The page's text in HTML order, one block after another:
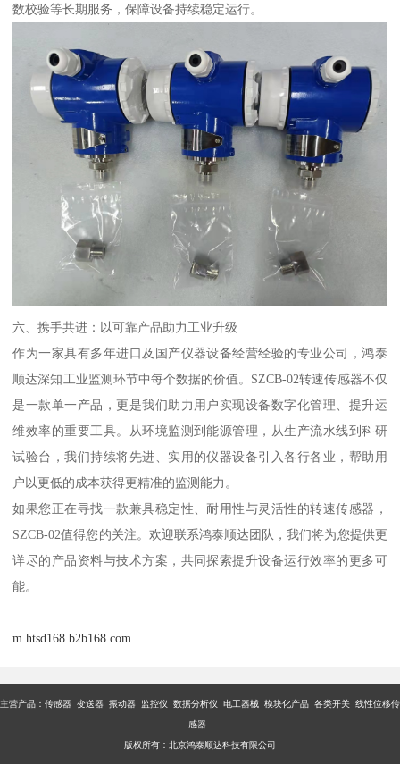
数校验等长期服务，保障设备持续稳定运行。
六、携手共进：以可靠产品助力工业升级
作为一家具有多年进口及国产仪器设备经营经验的专业公司，鸿泰
顺达深知工业监测环节中每个数据的价值。SZCB-02转速传感器不仅
是一款单一产品，更是我们助力用户实现设备数字化管理、提升运
维效率的重要工具。从环境监测到能源管理，从生产流水线到科研
试验台，我们持续将先进、实用的仪器设备引入各行各业，帮助用
户以更低的成本获得更精准的监测能力。
如果您正在寻找一款兼具稳定性、耐用性与灵活性的转速传感器，
SZCB-02值得您的关注。欢迎联系鸿泰顺达团队，我们将为您提供更
详尽的产品资料与技术方案，共同探索提升设备运行效率的更多可
能。
m.htsd168.b2b168.com
主营产品：传感器 变送器 振动器 监控仪 数据分析仪 电工器械 模块化产品 各类开关 线性位移传
感器
版权所有：北京鸿泰顺达科技有限公司